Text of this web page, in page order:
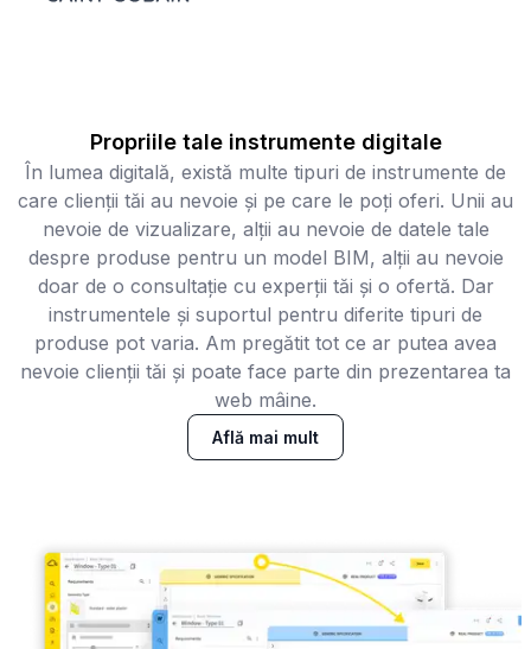
Propriile tale instrumente digitale
În lumea digitală, există multe tipuri de instrumente de
care clienții tăi au nevoie și pe care le poți oferi. Unii au
nevoie de vizualizare, alții au nevoie de datele tale
despre produse pentru un model BIM, alții au nevoie
doar de o consultație cu experții tăi și o ofertă. Dar
instrumentele și suportul pentru diferite tipuri de
produse pot varia. Am pregătit tot ce ar putea avea
nevoie clienții tăi și poate face parte din prezentarea ta
web mâine.
Află mai mult